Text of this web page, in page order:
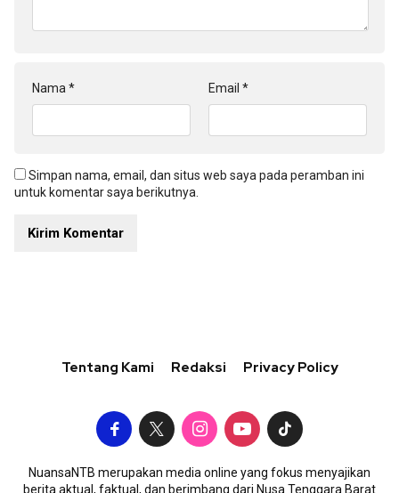
Nama * Email *
Simpan nama, email, dan situs web saya pada peramban ini
untuk komentar saya berikutnya.
Tentang Kami Redaksi Privacy Policy
NuansaNTB merupakan media online yang fokus menyajikan
berita aktual, faktual, dan berimbang dari Nusa Tenggara Barat